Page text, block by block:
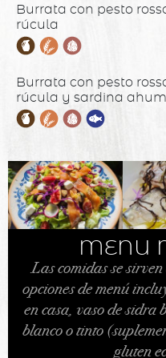
Burrata con pesto
rúcula
Burrata con pesto
rúcula y sardina
MENU
Las comidas se
opciones de menú
en casa, vaso de sidra
blanco o tinto
gluten